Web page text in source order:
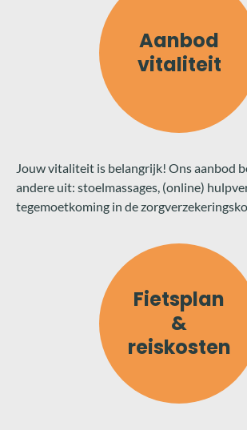
Aanbod
vitaliteit
Jouw vitaliteit is belangrijk! Ons aanbod
andere uit: stoelmassages, (online)
tegemoetkoming in de
Fietsplan
&
reiskosten